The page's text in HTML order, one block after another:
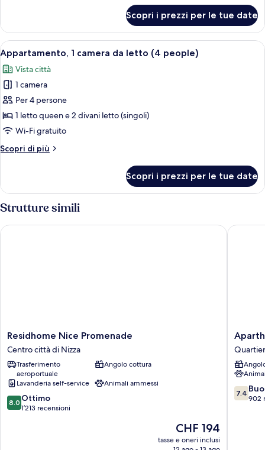
1
letto
matrimoniale,
balcone
Scopri i prezzi per le tue date
Apri
tutte
le
foto
per
Appartamento,
1
da
people)
Una cucina moderna con un tavolo
9
Appartamento, 1 camera da letto (4 people)
Vista città
1 camera
Per 4 persone
1 letto queen e 2 divani letto (singoli)
Wi-Fi gratuito
Scopri di più
Altri
1
camera
da
letto
(4
Scopri i prezzi per le tue date
Strutture simili
Residhome
Nice
Promenade
Centro
città
di
Nizza
Residhome Nice Promenade
Centro città di Nizza
Trasferimento
aeroportuale
Angolo cottura
Lavanderia self-service
Animali ammessi
8.0
su
8.0 Ottimo
1’213 recensioni
Il
prezzo
attuale
CHF 194
tasse e oneri inclusi
Residhome Nice Promenade
Adagio
Access
Nice
del
7.4
su
7.4
902